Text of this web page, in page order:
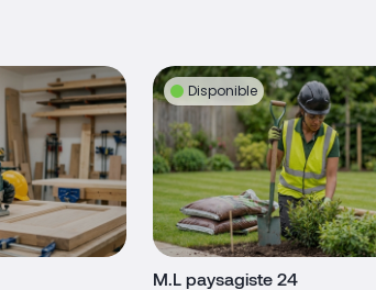
Disponible
M.L paysagiste 24